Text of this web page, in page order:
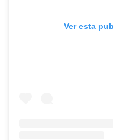
Ver esta